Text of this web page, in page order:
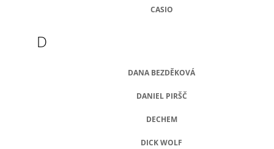
CASIO
D
DANA BEZDĚKOVÁ
DANIEL PIRŠČ
DECHEM
DICK WOLF